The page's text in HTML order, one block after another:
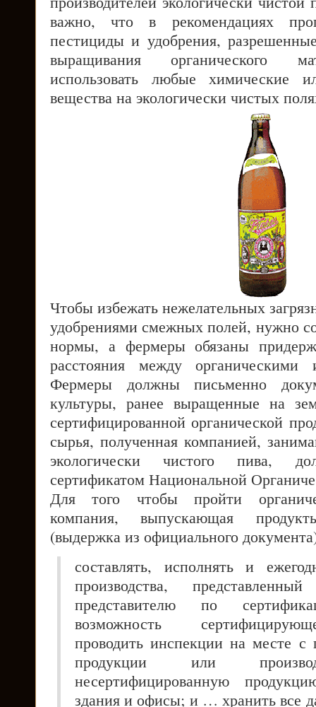
важно, что в рекомендациях
пестициды и удобрения,
выращивания органического
использовать любые химические
вещества на экологически чистых
Чтобы избежать нежелательных
удобрениями смежных полей, нужно
нормы, а фермеры обязаны
расстояния между
Фермеры должны письменно
культуры, ранее выращенные на
сертифицированной органической
сырья, полученная компанией,
экологически чистого пива,
сертификатом Национальной
Для того чтобы пройти
компания, выпускающая
(выдержка из официального
составлять, исполнять и
производства,
представителю по
возможность
проводить инспекции на месте
продукции или
несертифицированную
здания и офисы; и … хранить все